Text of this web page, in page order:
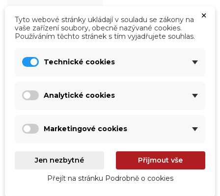
Prohlédnout
×
Tyto webové stránky ukládají v souladu se zákony na
vaše zařízení soubory, obecně nazývané cookies.
Používáním těchto stránek s tím vyjadřujete souhlas.
Technické cookies
Analytické cookies
Marketingové cookies
Jen nezbytné Přijmout vše
Přejít na stránku Podrobně o cookies